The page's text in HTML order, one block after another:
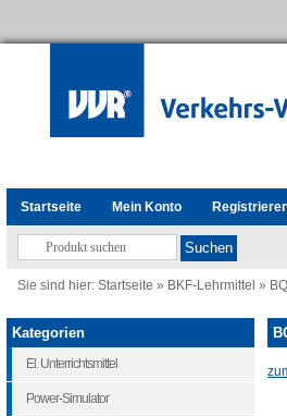
Startseite Mein Konto
Sie sind hier: Startseite » BKF-Lehrmittel »
Kategorien
El. Unterrichtsmittel
Power-Simulator